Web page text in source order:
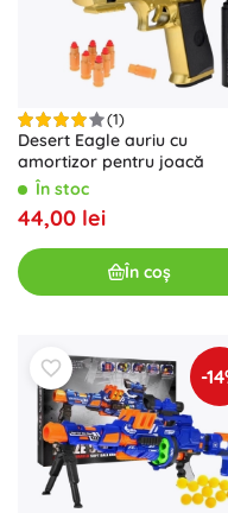
(1)
Desert Eagle auriu cu
amortizor pentru joacă
În stoc
44,00 lei
În coș
-